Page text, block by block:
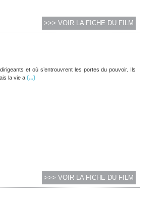
>>> VOIR LA FICHE DU FILM
et où s’entrouvrent les portes du pouvoir. Ils
la vie a(...)
>>> VOIR LA FICHE DU FILM